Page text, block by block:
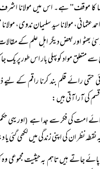
کا موقف" ہے۔ اس میں مولانا اشرف
عثمانی، مولانا سید سلیمان ندوی،
بھٹو اور بعض دیگر اہل علم کے مقالات
مواد کوپہلی بار اس طور پر
حتمی رائے قلم بند کرنا راقم
کی آرا آتی ہیں:
امت کی فکر سے جدا ہے (اور یہی
نظر ان کی اپنی زندگی میں لکھی گئی
پائے جاتے ہیں تاہم بہ حیثیت